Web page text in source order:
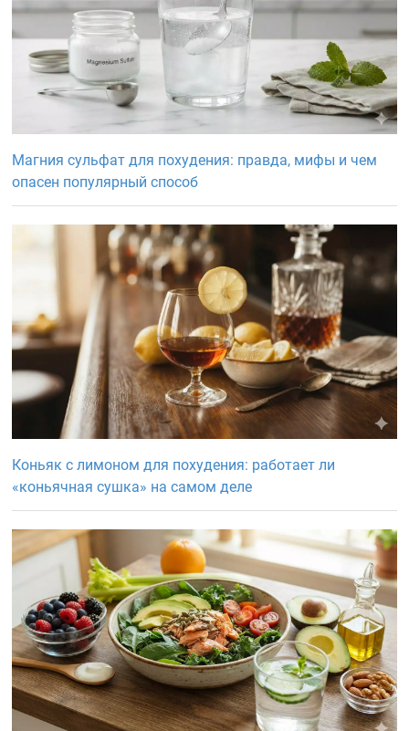
Магния сульфат для похудения: правда, мифы и чем
опасен популярный способ
Коньяк с лимоном для похудения: работает ли
«коньячная сушка» на самом деле